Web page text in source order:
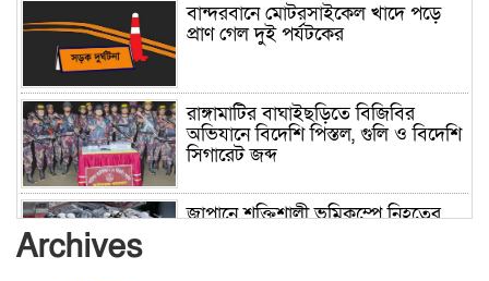
বান্দরবানে মোটরসাইকেল খাদে পড়ে
প্রাণ গেল দুই পর্যটকের
রাঙ্গামাটির বাঘাইছড়িতে বিজিবির
অভিযানে বিদেশি পিস্তল, গুলি ও বিদেশি
সিগারেট জব্দ
জাপানে শক্তিশালী ভূমিকম্পে নিহতের
Archives